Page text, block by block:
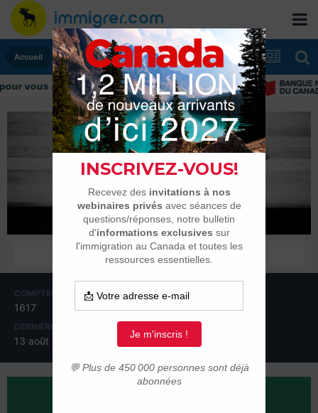
Accueil
vous aider tout au long de votre transition
lanou83
Habitués
COMPTEUR DE CONTENUS
1617
INSCRIPTION
28 juin 2014
DERNIÈRE VISITE
13 août 2021
JOURS GAGNÉS
6